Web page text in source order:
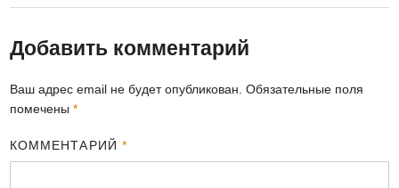
Добавить комментарий
Ваш адрес email не будет опубликован. Обязательные поля
помечены*
КОММЕНТАРИЙ *